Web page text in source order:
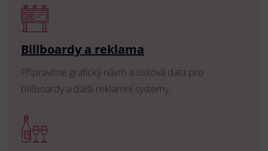
Billboardy a reklama
Připravíme grafický návrh a tisková data pro
billboardy a další reklamní systémy.